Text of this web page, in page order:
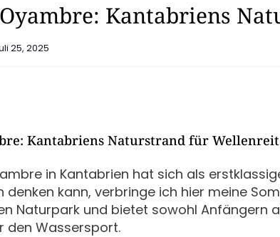
Kantabriens
25, 2025
Kantabriens Naturstrand für
in Kantabrien hat sich als
denken kann, verbringe ich hier meine
Naturpark und bietet sowohl Anfängern
den Wassersport.